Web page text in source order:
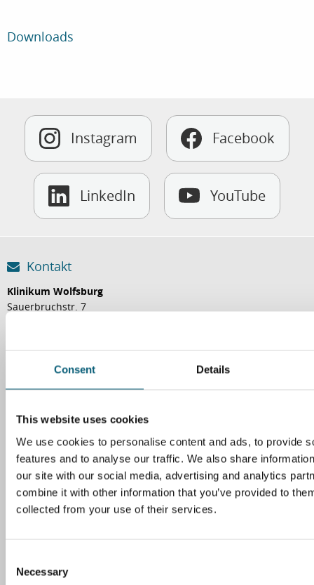
Consent Details
This website uses cookies
We use cookies to personalise content and ads, to provide
features and to analyse our traffic. We also share
our site with our social media, advertising and analytics
combine it with other information that you’ve provided to
collected from your use of their services.
Necessary
Downloads
Instagram Facebook
LinkedIn YouTube
Kontakt
Klinikum Wolfsburg
Sauerbruchstr. 7
Fax 05361 80-1221
Wegweiser
So finden Sie zu uns
Ihre Meinung ist uns wichtig
Weitere Informationen